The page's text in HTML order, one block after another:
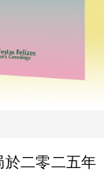
於二零二五年